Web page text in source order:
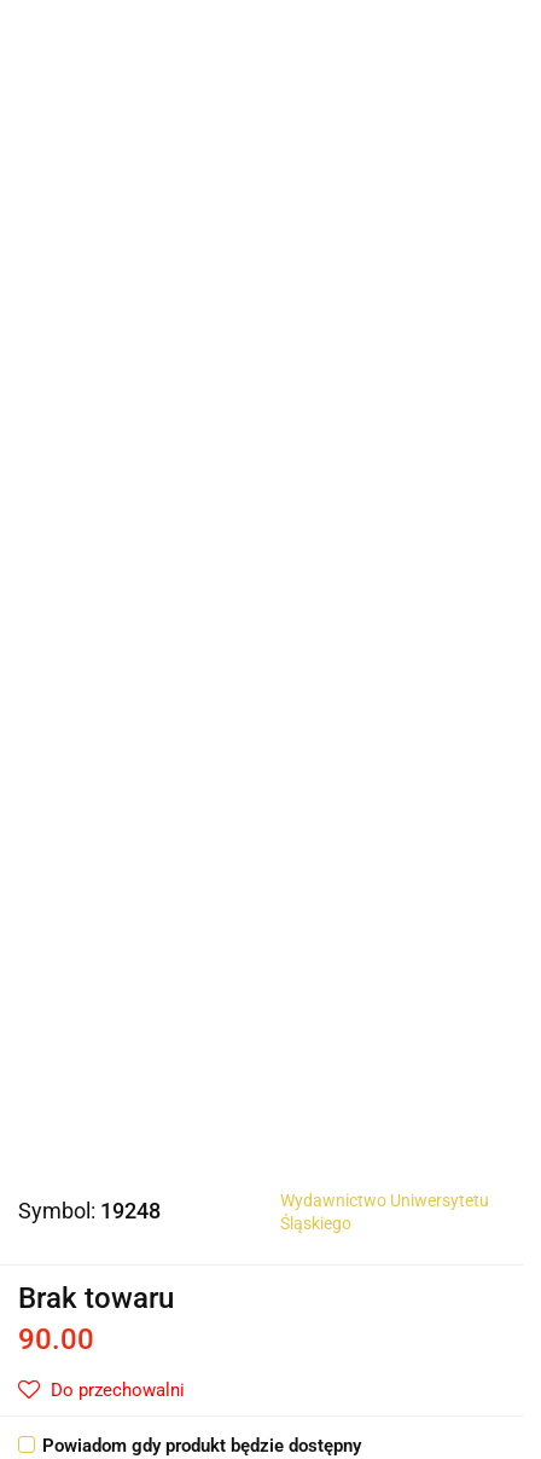
Symbol: 19248
Wydawnictwo Uniwersytetu
Śląskiego
Brak towaru
90.00
Do przechowalni
Powiadom gdy produkt będzie dostępny